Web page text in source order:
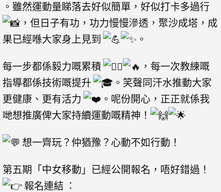
。雖然運動量睇落去好似簡單，好似打卡多過行
，但日子有功，功力慢慢滲透，聚沙成塔，成
果已經喺大家身上見到
。
每一步都係毅力嘅累積
，每一次教練嘅
指導都係技術嘅提升
。笑聲同汗水推動大家
更健康、更有活力
。呢份開心，正正就係我
哋想推廣俾大家持續運動嘅精神！
想一齊玩？仲猶豫？心動不如行動！
第五期「中女移動」已經公開報名，唔好錯過！
報名連結 ：